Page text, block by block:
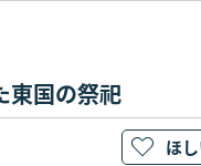
東国の祭祀
ほ